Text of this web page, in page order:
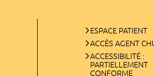
ESPACE PATIENT
ACCÈS AGENT
ACCESSIBILITÉ :
PARTIELLEMENT
CONFORME